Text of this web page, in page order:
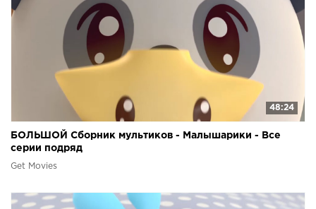
48:24
БОЛЬШОЙ Сборник мультиков - Малышарики - Все
серии подряд
Get Movies